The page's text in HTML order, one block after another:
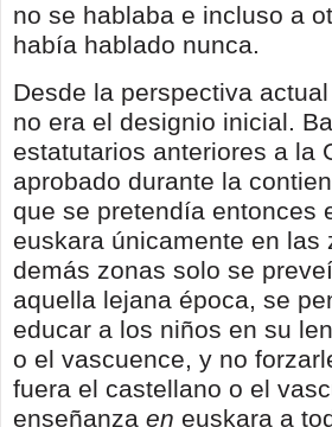
no se hablaba e incluso a
había hablado nunca.
Desde la perspectiva
no era el designio inicial.
estatutarios anteriores a la
aprobado durante la
que se pretendía entonces
euskara únicamente en
demás zonas solo se
aquella lejana época, se
educar a los niños en su
o el vascuence, y no
fuera el castellano o el
enseñanza en euskara a